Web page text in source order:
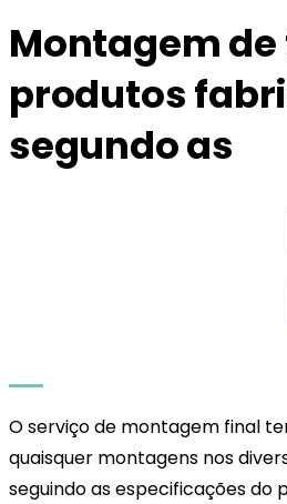
Montagem de
produtos
segundo as
O serviço de montagem final
quaisquer montagens nos
seguindo as especificações do